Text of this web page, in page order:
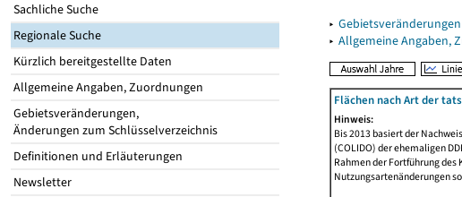
Sachliche Suche
Regionale Suche
Kürzlich bereitgestellte Daten
Allgemeine Angaben, Zuordnungen
Gebietsveränderungen,
Änderungen zum Schlüsselverzeichnis
Definitionen und Erläuterungen
Newsletter
▸
▸ Allgemeine Angaben,
Flächen nach Art der
Hinweis:
Bis 2013 basiert der
(COLIDO) der ehemaligen
Rahmen der Fortführung
Nutzungsartenänderungen